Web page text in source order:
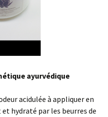
ayurvédique
acidulée à appliquer en
hydraté par les beurres de